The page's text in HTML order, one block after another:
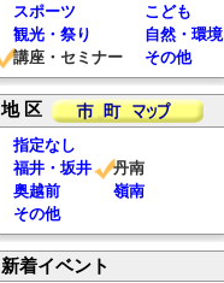
スポーツ
こども
観光・祭り
自然・環境
講座・セミナー
その他
地 区
指定なし
福井・坂井
丹南
奥越前
嶺南
その他
新着イベント